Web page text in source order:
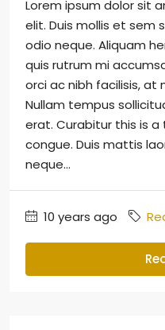
Lorem ipsum dolor sit
elit. Duis mollis et sem
odio neque. Aliquam
quis rutrum mi
orci ac nibh facilisis, at
Nullam tempus
erat. Curabitur this is
congue. Duis mattis
neque...
10 years ago